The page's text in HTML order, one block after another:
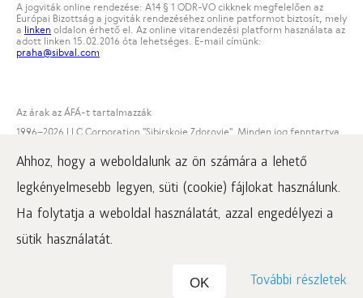
Ahhoz, hogy a weboldalunk az ön számára a lehető
legkényelmesebb legyen, süti (cookie) fájlokat használunk.
Ha folytatja a weboldal használatát, azzal engedélyezi a
sütik használatát.
OK További részletek
A jogviták online rendezése: A14 § 1 ODR-VO cikknek megfelelően az
Európai Bizottság a jogviták rendezéséhez online patformot biztosít, mely
a linkenoldalon érhető el. Az online vitarendezési platform használata az
adott linken 15.02.2016 óta lehetséges. E-mail címünk:
praha@sibval.com
Az árak az ÁFÁ-t tartalmazzák
1996–2026 LLC Corporation "Sibirskoje Zdorovje". Minden jog fenntartva.
kihelyezése a www.siberianwellness.com oldalon.
A panaszügyintézés rendje
Vásárlás feltételei